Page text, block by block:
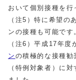
おいて個別接種を行
（注5）特に希望の
ンの接種も可能です
（注6）平成17年度
ン の積極的な接種
（特例対象者）に